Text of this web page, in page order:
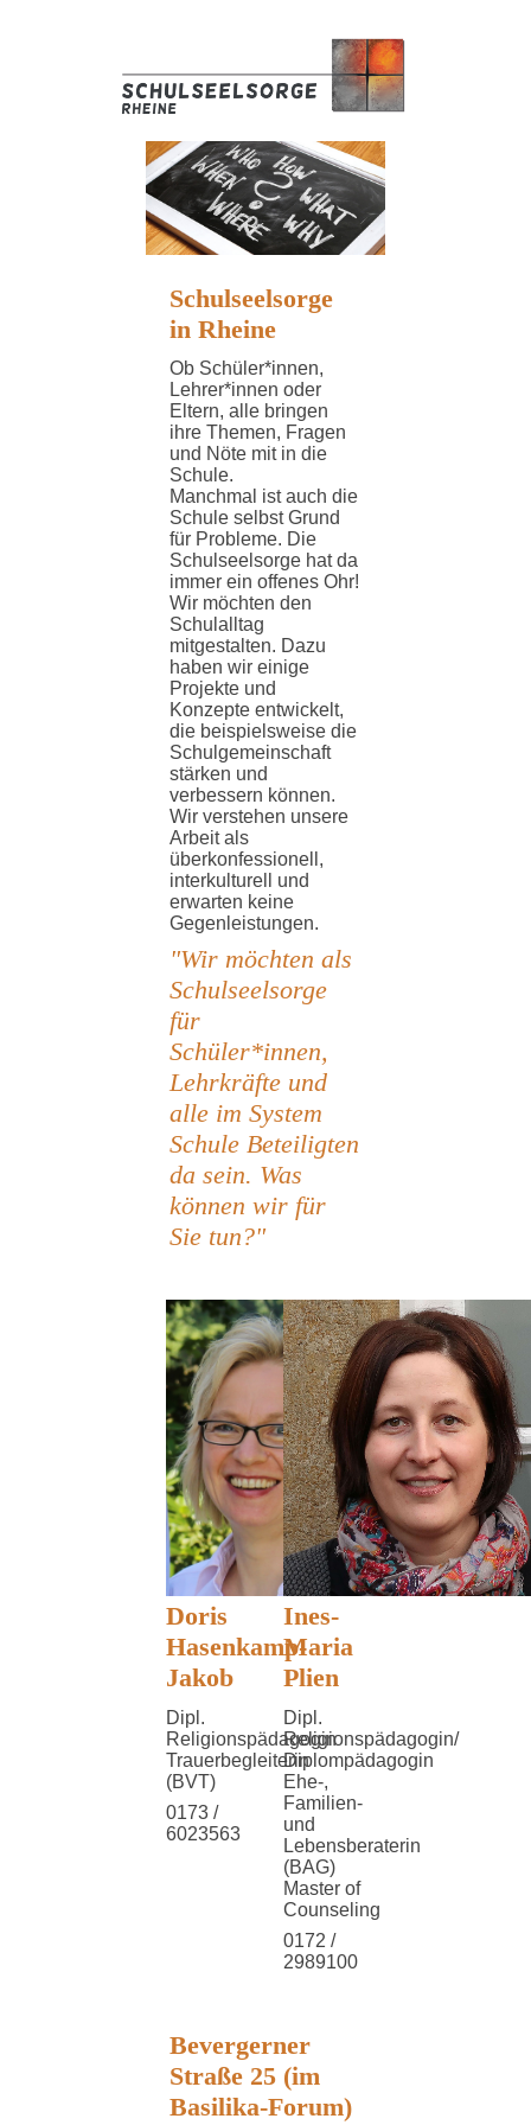
Schulseelsorge
in Rheine
Ob Schüler*innen,
Lehrer*innen oder
Eltern, alle bringen
ihre Themen, Fragen
und Nöte mit in die
Schule.
Manchmal ist auch die
Schule selbst Grund
für Probleme. Die
Schulseelsorge hat da
immer ein offenes Ohr!
Wir möchten den
Schulalltag
mitgestalten. Dazu
haben wir einige
Projekte und
Konzepte entwickelt,
die beispielsweise die
Schulgemeinschaft
stärken und
verbessern können.
Wir verstehen unsere
Arbeit als
überkonfessionell,
interkulturell und
erwarten keine
Gegenleistungen.
"Wir möchten als
Schulseelsorge
für
Schüler*innen,
Lehrkräfte und
alle im System
Schule Beteiligten
da sein. Was
können wir für
Sie tun?"
Doris
Hasenkamp-
Jakob
Dipl.
Religionspädagogin
Trauerbegleiterin
(BVT)
0173 /
6023563
Ines-
Maria
Plien
Dipl.
Religionspädagogin/
Diplompädagogin
Ehe-,
Familien-
und
Lebensberaterin
(BAG)
Master of
Counseling
0172 /
2989100
Bevergerner
Straße 25 (im
Basilika-Forum)